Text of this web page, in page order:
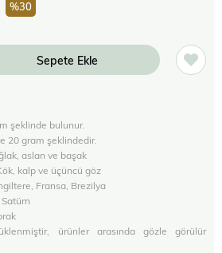
30
şeklinde bulunur.
20 gram şeklindedir.
aslan ve başak
kalp ve üçüncü göz
Fransa, Brezilya
Satürn
ürünler arasında gözle görülür